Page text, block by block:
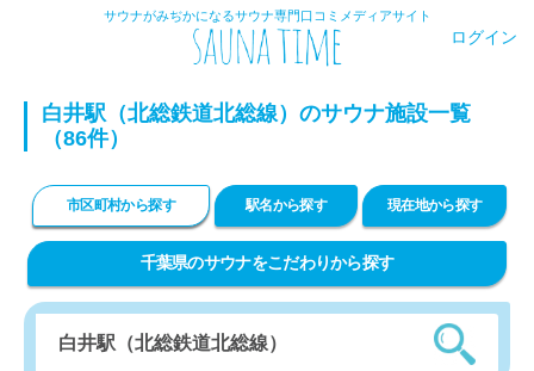
サウナがみぢかになるサウナ専門口コミメディアサイト
ログイン
白井駅（北総鉄道北総線）のサウナ施設一覧
（86件）
市区町村から探す 駅名から探す 現在地から探す
千葉県のサウナをこだわりから探す